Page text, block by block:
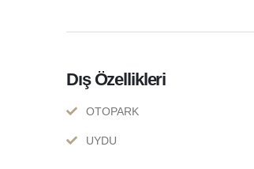
Dış Özellikleri
OTOPARK
UYDU